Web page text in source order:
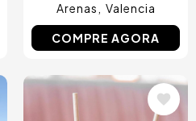
Arenas
Valencia
COMPRE AGORA
Imagem